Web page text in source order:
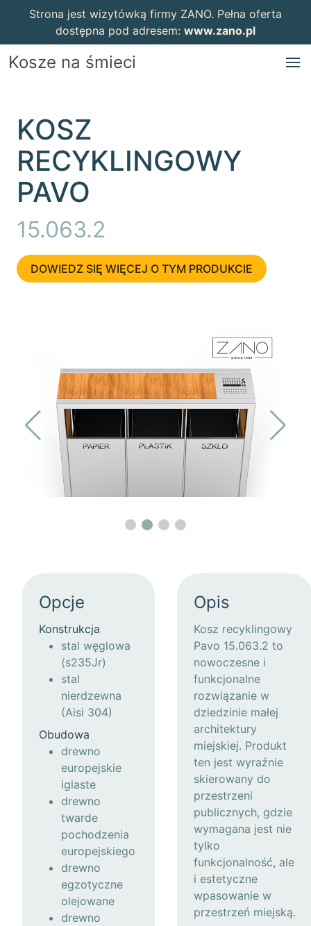
Strona jest wizytówką firmy ZANO. Pełna oferta
dostępna pod adresem: www.zano.pl
Kosze na śmieci
KOSZ
RECYKLINGOWY
PAVO
15.063.2
DOWIEDZ SIĘ WIĘCEJ O TYM PRODUKCIE
Opcje
Konstrukcja
stal węglowa
(s235Jr)
stal
nierdzewna
(Aisi 304)
Obudowa
drewno
europejskie
iglaste
drewno
twarde
pochodzenia
europejskiego
drewno
egzotyczne
olejowane
drewno
Opis
Kosz recyklingowy
Pavo 15.063.2 to
nowoczesne i
funkcjonalne
rozwiązanie w
dziedzinie małej
architektury
miejskiej. Produkt
ten jest wyraźnie
skierowany do
przestrzeni
publicznych, gdzie
wymagana jest nie
tylko
funkcjonalność, ale
i estetyczne
wpasowanie w
przestrzeń miejską.